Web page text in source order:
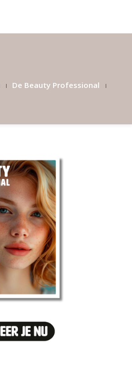
De Beauty Professional